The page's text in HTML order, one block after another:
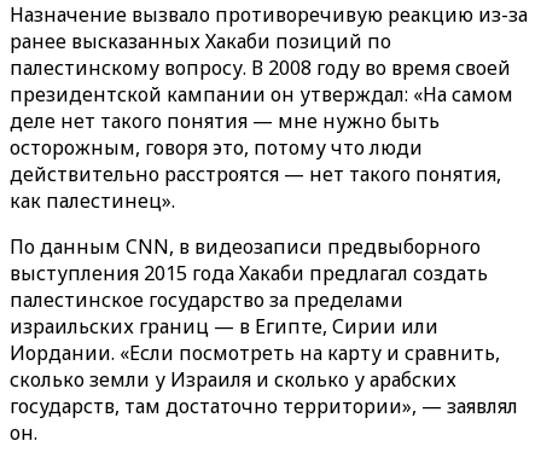
Назначение вызвало противоречивую реакцию из-за
ранее высказанных Хакаби позиций по
палестинскому вопросу. В 2008 году во время своей
президентской кампании он утверждал: «На самом
деле нет такого понятия — мне нужно быть
осторожным, говоря это, потому что люди
действительно расстроятся — нет такого понятия,
как палестинец».
По данным CNN, в видеозаписи предвыборного
выступления 2015 года Хакаби предлагал создать
палестинское государство за пределами
израильских границ — в Египте, Сирии или
Иордании. «Если посмотреть на карту и сравнить,
сколько земли у Израиля и сколько у арабских
государств, там достаточно территории», — заявлял
он.